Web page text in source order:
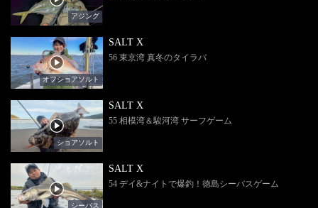
アジング
オフショアソルト
SALT X
56 東京湾 真冬のタイラバ
ショアソルト
SALT X
55 相模湾＆駿河湾 サーフゲーム
シーバス
SALT X
54 デイ&ナイトで爆釣！徳島シーバスゲーム